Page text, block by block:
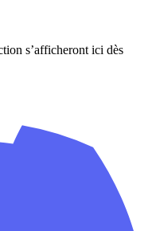
s’afficheront ici dès